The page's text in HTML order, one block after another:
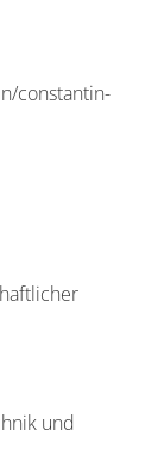
constantin-
und